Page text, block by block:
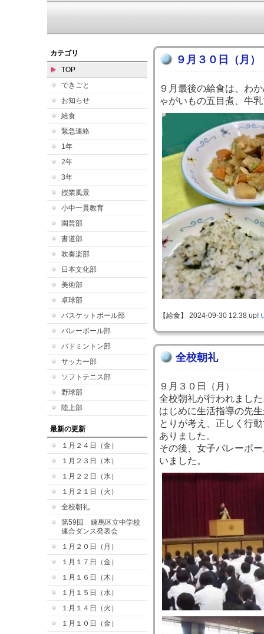
カテゴリ
TOP
できごと
お知らせ
給食
緊急連絡
1年
2年
3年
授業風景
小中一貫教育
園芸部
書道部
吹奏楽部
日本文化部
美術部
卓球部
バスケットボール部
バレーボール部
バドミントン部
サッカー部
ソフトテニス部
野球部
陸上部
最新の更新
１月２４日（金）
１月２３日（木）
１月２２日（水）
１月２１日（火）
全校朝礼
第59回 練馬区立中学校
連合ダンス発表会
１月２０日（月）
１月１７日（金）
１月１６日（木）
１月１５日（水）
１月１４日（火）
１月１０日（金）
９月３０日（月）
９月最後の給食は、わ
ゃがいもの五目煮、牛
【給食】 2024-09-30 12:38 up!
全校朝礼
９月３０日（月）
全校朝礼が行われまし
はじめに生活指導の先
とりが考え、正しく行
ありました。
その後、女子バレーボ
いました。